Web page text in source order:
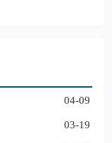
04-09
03-19